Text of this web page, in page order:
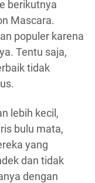
berikutnya
Mascara.
populer karena
Tentu saja,
tidak
lebih kecil,
bulu mata,
yang
dan tidak
dengan